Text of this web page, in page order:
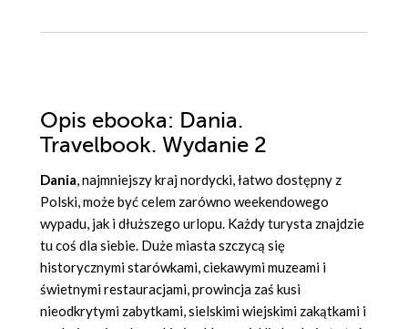
Opis ebooka: Dania.
Travelbook. Wydanie 2
Dania, najmniejszy kraj nordycki, łatwo dostępny z
Polski, może być celem zarówno weekendowego
wypadu, jak i dłuższego urlopu. Każdy turysta znajdzie
tu coś dla siebie. Duże miasta szczycą się
historycznymi starówkami, ciekawymi muzeami i
świetnymi restauracjami, prowincja zaś kusi
nieodkrytymi zabytkami, sielskimi wiejskimi zakątkami i